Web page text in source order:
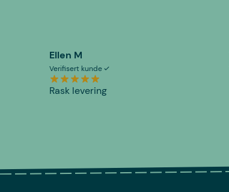
Ellen M
Verifisert kunde
Rask levering